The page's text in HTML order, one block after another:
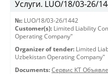
Услуги. LUO/18/03-26/
№: LUO/18/03-26/1442
Customer(s): Limited Liability
Operating Company"
Organizer of tender: Limited
Uzbekistan Operating Company"
Documents: Сервис КТ